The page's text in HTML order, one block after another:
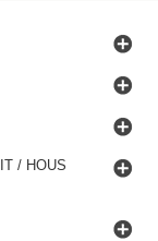
/ HOUS